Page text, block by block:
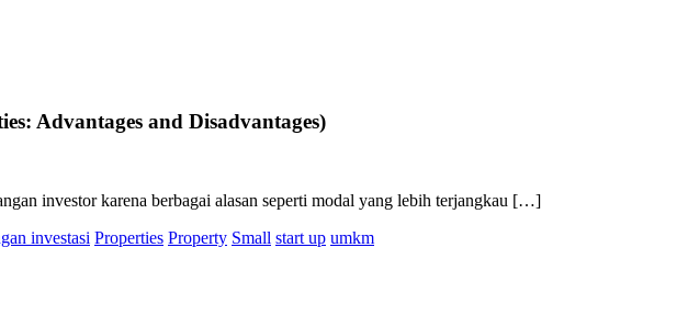
Advantages and Disadvantages)
investor karena berbagai alasan seperti modal yang lebih terjangkau […]
investasi Properties Property Small start up umkm